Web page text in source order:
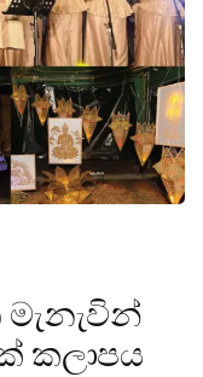
කලාපය